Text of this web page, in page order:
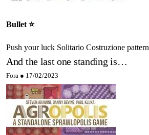
Bullet ⭐️
Push your luck Solitario Costruzione pattern
And the last one standing is…
Fora ● 17/02/2023